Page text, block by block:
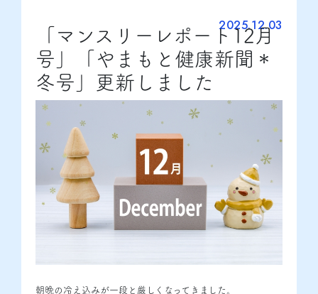
2025.12.03
「マンスリーレポート12月
号」「やまもと健康新聞＊
冬号」更新しました
朝晩の冷え込みが一段と厳しくなってきました。